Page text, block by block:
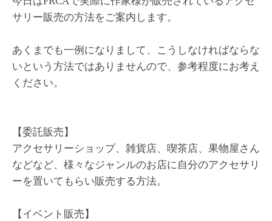
サリー販売の方法をご案内します。
あくまでも一例になりまして、こうしなければならな
いという方法ではありませんので、参考程度にお考え
ください。
【委託販売】
アクセサリーショップ、雑貨店、喫茶店、果物屋さん
などなど、様々なジャンルのお店に自分のアクセサリ
ーを置いてもらい販売する方法。
【イベント販売】